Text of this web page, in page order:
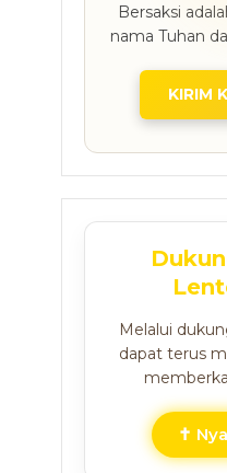
Bersaksi
nama Tuhan
KIRIM
Melalui
dapat terus
✝